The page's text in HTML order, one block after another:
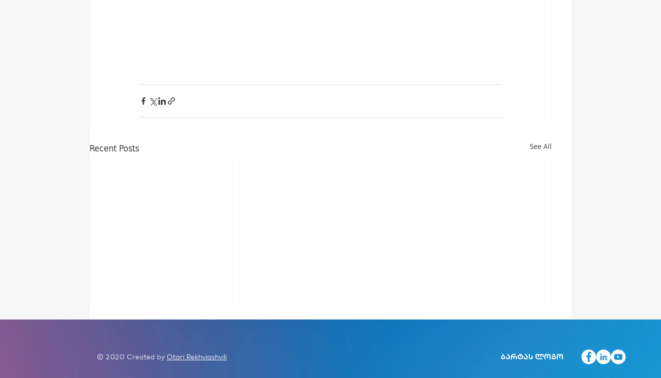
Recent Posts See All
© 2020 Created by Otari Rekhviashvili ბარტას ლოგო